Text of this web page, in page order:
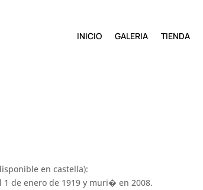
INICIO GALERIA TIENDA
en castella):
de enero de 1919 y muri� en 2008.